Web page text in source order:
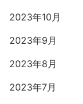
2023年10月
2023年9月
2023年8月
2023年7月